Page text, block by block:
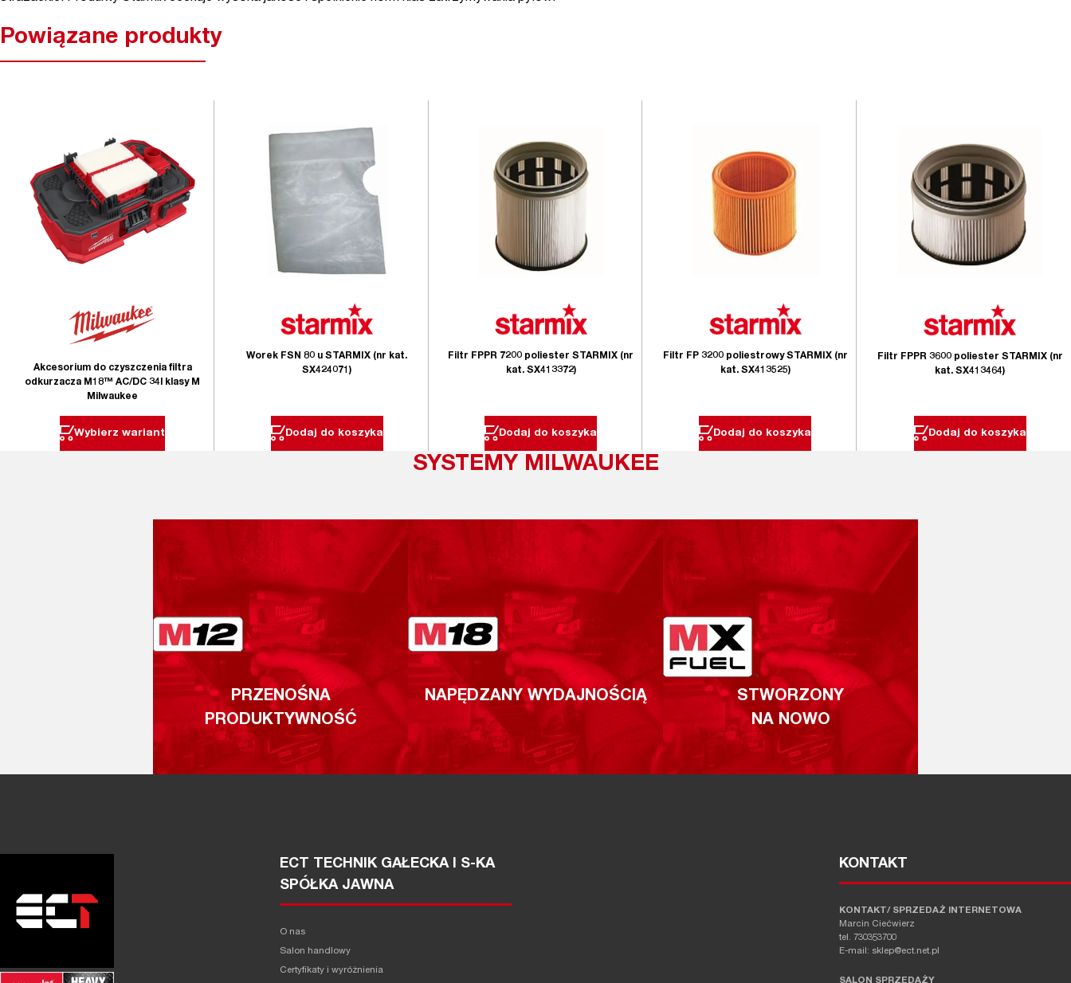
Powiązane produkty
Akcesorium do czyszczenia filtra
odkurzacza M18™ AC/DC 34l klasy M
Milwaukee
Wybierz wariant
Worek FSN 80 u STARMIX (nr kat.
SX424071)
Dodaj do koszyka
Filtr FPPR 7200 poliester STARMIX (nr
kat. SX413372)
Dodaj do koszyka
Filtr FP 3200 poliestrowy STARMIX (nr
kat. SX413525)
Dodaj do koszyka
Filtr FPPR 3600 poliester STARMIX (nr
kat. SX413464)
Dodaj do koszyka
SYSTEMY MILWAUKEE
PRZENOŚNA
PRODUKTYWNOŚĆ
NAPĘDZANY WYDAJNOŚCIĄ
STWORZONY
NA NOWO
ECT TECHNIK GAŁECKA I S-KA
SPÓŁKA JAWNA
O nas
Salon handlowy
Certyfikaty i wyróżnienia
KONTAKT
KONTAKT/ SPRZEDAŻ INTERNETOWA
Marcin Ciećwierz
tel. 730353700
E-mail: sklep@ect.net.pl